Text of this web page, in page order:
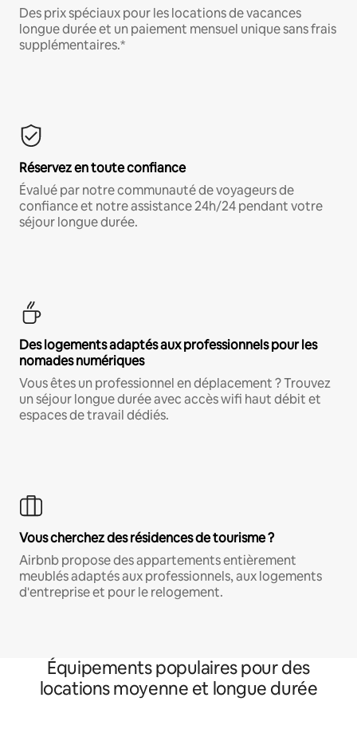
Des prix spéciaux pour les locations de vacances
longue durée et un paiement mensuel unique sans frais
supplémentaires.*
Réservez en toute confiance
Évalué par notre communauté de voyageurs de
confiance et notre assistance 24h/24 pendant votre
séjour longue durée.
Des logements adaptés aux professionnels pour les
nomades numériques
Vous êtes un professionnel en déplacement ? Trouvez
un séjour longue durée avec accès wifi haut débit et
espaces de travail dédiés.
Vous cherchez des résidences de tourisme ?
Airbnb propose des appartements entièrement
meublés adaptés aux professionnels, aux logements
d'entreprise et pour le relogement.
Équipements populaires pour des
locations moyenne et longue durée